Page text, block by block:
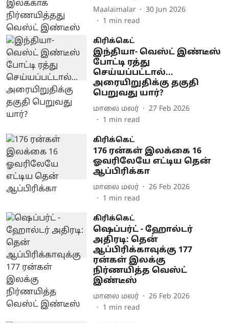
Maalaimalar
30 Jun 2026
1 min read
கிரிக்கெட்
இந்தியா- வெஸ்ட் இண்டீஸ்
போட்டி ரத்து
செய்யப்பட்டால்...
அரையிறுதிக்கு தகுதி
பெறுவது யார்?
மாலை மலர்
27 Feb 2026
1 min read
கிரிக்கெட்
176 ரன்கள் இலக்கை 16
ஓவரிலேயே எட்டிய தென்
ஆப்பிரிக்கா
மாலை மலர்
26 Feb 2026
1 min read
கிரிக்கெட்
ஷெப்பர்ட் - ஹோல்டர்
அதிரடி: தென்
ஆப்பிரிக்காவுக்கு 177
ரன்கள் இலக்கு
நிர்ணயித்த வெஸ்ட்
இண்டீஸ்
மாலை மலர்
26 Feb 2026
1 min read